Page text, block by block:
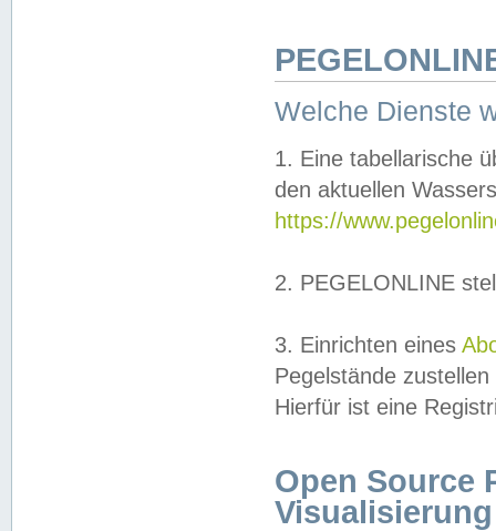
Welche Dienste
1. Eine tabellarische
den aktuellen
https://
2. PEGELONLINE
3. Einrichten eines
Pegelstände
Hierfür ist eine
Open Source
Visualisierung